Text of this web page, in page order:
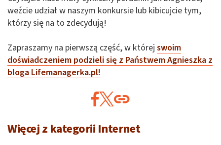
weźcie udział w naszym konkursie lub kibicujcie tym,
którzy się na to zdecydują!
Zapraszamy na pierwszą część, w której swoim
doświadczeniem podzieli się z Państwem Agnieszka z
bloga Lifemanagerka.pl!
Więcej z kategorii Internet